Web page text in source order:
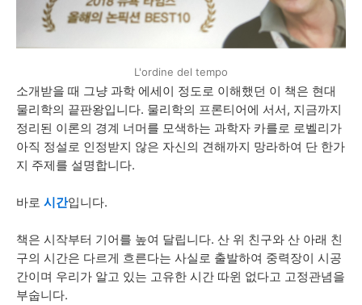
L'ordine del tempo
소개받을 때 그냥 과학 에세이 정도로 이해했던 이 책은 현대
물리학의 끝판왕입니다. 물리학의 프론티어에 서서, 지금까지
정리된 이론의 경계 너머를 모색하는 과학자 카를로 로벨리가
아직 정설로 인정받지 않은 자신의 견해까지 망라하여 단 한가
지 주제를 설명합니다.
바로 시간입니다.
책은 시작부터 기어를 높여 달립니다. 산 위 친구와 산 아래 친
구의 시간은 다르게 흐른다는 사실로 출발하여 중력장이 시공
간이며 우리가 알고 있는 고유한 시간 따윈 없다고 고정관념을
부숩니다.